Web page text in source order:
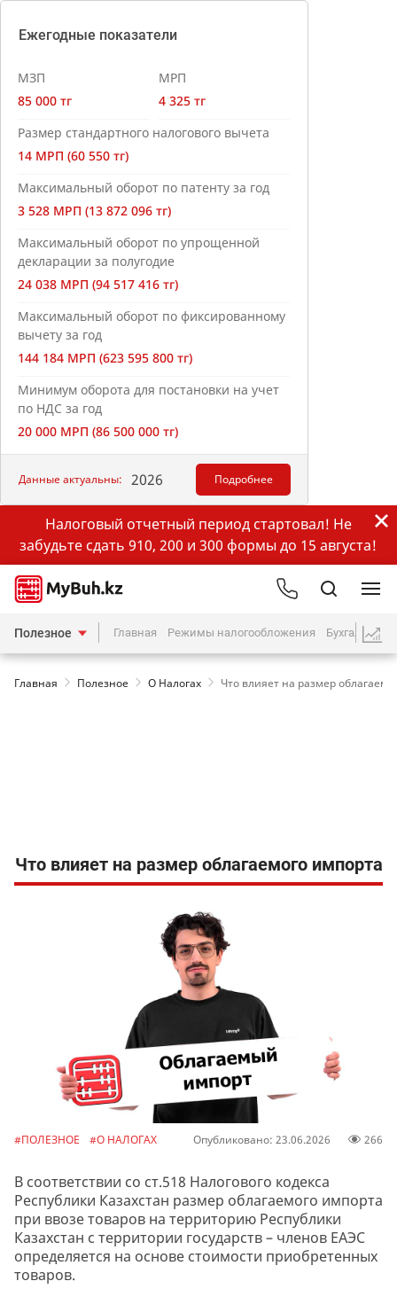
Ежегодные показатели
МЗП
85 000 тг
МРП
4 325 тг
Размер стандартного налогового вычета
14 МРП (60 550 тг)
Максимальный оборот по патенту за год
3 528 МРП (13 872 096 тг)
Максимальный оборот по упрощенной
декларации за полугодие
24 038 МРП (94 517 416 тг)
Максимальный оборот по фиксированному
вычету за год
144 184 МРП (623 595 800 тг)
Минимум оборота для постановки на учет
по НДС за год
20 000 МРП (86 500 000 тг)
Данные актуальны: 2026 Подробнее
Налоговый отчетный период стартовал! Не
забудьте сдать 910, 200 и 300 формы до 15 августа!
Полезное Главная Режимы налогообложения Бухгалтерия
Главная Полезное О Налогах Что влияет на размер
Что влияет на размер облагаемого импорта
#ПОЛЕЗНОЕ #О НАЛОГАХ Опубликовано: 23.06.2026 266
В соответствии со ст.518 Налогового кодекса
Республики Казахстан размер облагаемого импорта
при ввозе товаров на территорию Республики
Казахстан с территории государств – членов ЕАЭС
определяется на основе стоимости приобретенных
товаров.